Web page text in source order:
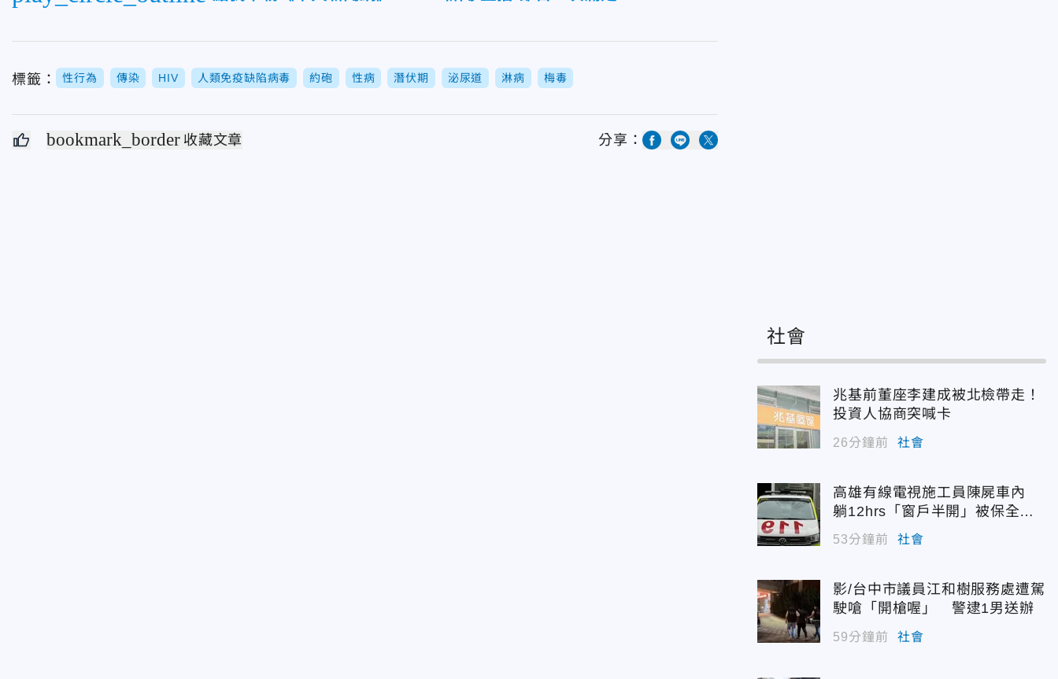
標籤： 性行為 傳染 HIV 人類免疫缺陷病毒 約砲 性病 潛伏期 泌尿道 淋病 梅毒
bookmark_border 收藏文章 分享：
社會
兆基前董座李建成被北檢帶走！
投資人協商突喊卡
26分鐘前 社會
高雄有線電視施工員陳屍車內
躺12hrs「窗戶半開」被保全發
53分鐘前 社會
影/台中市議員江和樹服務處遭駕
駛嗆「開槍喔」 警逮1男送辦
59分鐘前 社會